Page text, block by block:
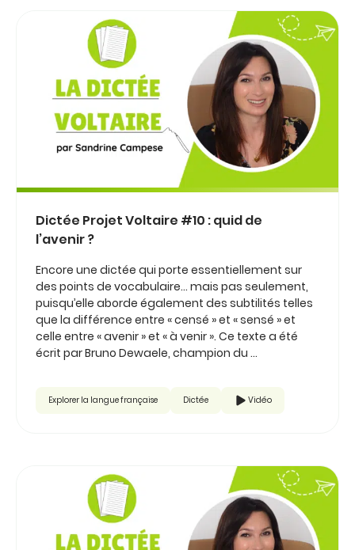
Dictée Projet Voltaire #10 : quid de
l’avenir ?
Encore une dictée qui porte essentiellement sur
des points de vocabulaire… mais pas seulement,
puisqu’elle aborde également des subtilités telles
que la différence entre « censé » et « sensé » et
celle entre « avenir » et « à venir ». Ce texte a été
écrit par Bruno Dewaele, champion du ...
Explorer la langue française Dictée Vidéo